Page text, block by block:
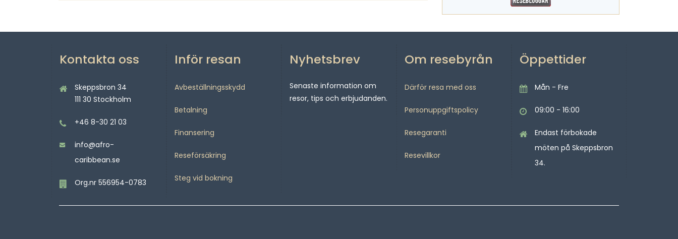
Kontakta oss
Skeppsbron 34
111 30 Stockholm
+46 8-30 21 03
info@afro-
caribbean.se
Org.nr 556954-0783
Inför resan
Avbeställningsskydd
Betalning
Finansering
Reseförsäkring
Steg vid bokning
Nyhetsbrev
Senaste information om
resor, tips och erbjudanden.
Om resebyrån
Därför resa med oss
Personuppgiftspolicy
Resegaranti
Resevillkor
Öppettider
Mån - Fre
09:00 - 16:00
Endast förbokade
möten på Skeppsbron
34.